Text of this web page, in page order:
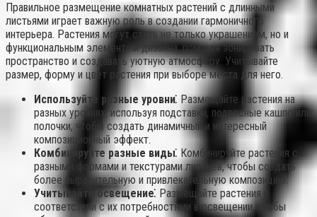
Правильное размещение комнатных растений с длинными
листьями играет важную роль в создании гармоничного
интерьера. Растения могут стать не только украшением, но и
функциональным элементом дизайна, помогая зонировать
пространство и создавать уютную атмосферу. Учитывайте
размер, форму и цвет растения при выборе места для него.
Используйте разные уровни⁚ Размещайте растения на
разных уровнях, используя подставки, подвесные кашпо или
полочки, чтобы создать динамичный и интересный
композиционный эффект.
Комбинируйте разные виды⁚ Комбинируйте растения с
разными формами и текстурами листьев, чтобы создать
более выразительную и привлекательную композицию.
Учитывайте освещение⁚ Размещайте растения в
соответствии с их потребностями в освещении, чтобы